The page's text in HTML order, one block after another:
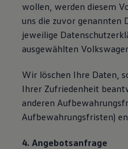
wollen, werden diesem
uns die zuvor genannten
jeweilige
ausgewählten
Wir löschen Ihre Daten,
Ihrer Zufriedenheit
anderen
Aufbewahrungsfristen)
4. Angebotsanfrage